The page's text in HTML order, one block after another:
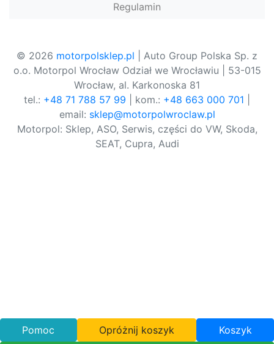
Regulamin
© 2026 motorpolsklep.pl | Auto Group Polska Sp. z
o.o. Motorpol Wrocław Odział we Wrocławiu | 53-015
Wrocław, al. Karkonoska 81
tel.: +48 71 788 57 99 | kom.: +48 663 000 701
email: sklep@motorpolwroclaw.pl
Motorpol: Sklep, ASO, Serwis, części do VW, Skoda,
SEAT, Cupra, Audi
Pomoc Opróżnij koszyk Koszyk